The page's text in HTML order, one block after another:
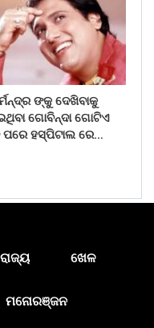
ଙ୍କୁ ଦେଖିବାକୁ
ଗୋବିନ୍ଦା ଗୋଟିଏ
ପରେ ହସ୍ପିଟାଲ ରେ…
ରାଜ୍ୟ ଖେଳ
ମନୋରଞ୍ଜନ